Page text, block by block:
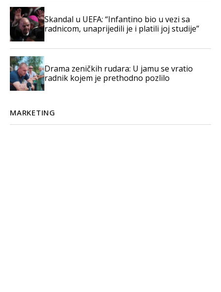
Skandal u UEFA: “Infantino bio u vezi sa
radnicom, unaprijedili je i platili joj studije”
Drama zeničkih rudara: U jamu se vratio
radnik kojem je prethodno pozlilo
MARKETING